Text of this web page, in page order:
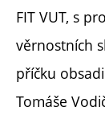
FIT VUT, s
věrnostních
příčku
Tomáše